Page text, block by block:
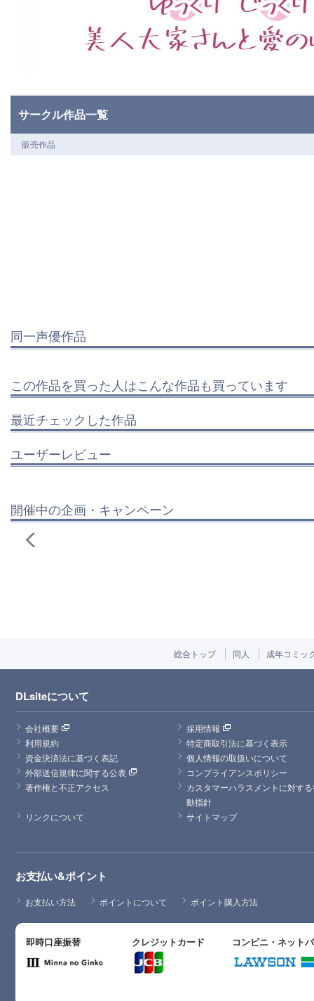
サークル作品一覧
販売作品
同一声優作品
この作品を買った人はこんな作品も買っています
最近チェックした作品
ユーザーレビュー
開催中の企画・キャンペーン
総合トップ 同人 成年コミッ
DLsiteについて
会社概要
採用情報
利用規約
特定商取引法に基づく表示
資金決済法に基づく表記
個人情報の取扱いについて
外部送信規律に関する公表
コンプライアンスポリシー
著作権と不正アクセス
カスタマーハラスメントに対す
動指針
リンクについて
サイトマップ
お支払い&ポイント
お支払い方法 ポイントについて ポイント購入方法
即時口座振替 クレジットカード コンビニ・ネット